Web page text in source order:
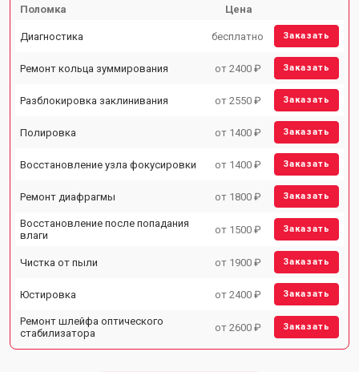
Поломка Цена
Диагностика бесплатно Заказать
Ремонт кольца зуммирования от 2400 ₽ Заказать
Разблокировка заклинивания от 2550 ₽ Заказать
Полировка от 1400 ₽ Заказать
Восстановление узла фокусировки от 1400 ₽ Заказать
Ремонт диафрагмы от 1800 ₽ Заказать
Восстановление после попадания
влаги
от 1500 ₽ Заказать
Чистка от пыли от 1900 ₽ Заказать
Юстировка от 2400 ₽ Заказать
Ремонт шлейфа оптического
стабилизатора
от 2600 ₽ Заказать